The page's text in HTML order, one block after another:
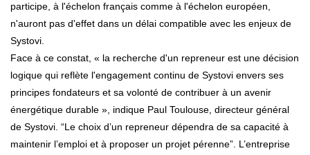
participe, à l'échelon français comme à l'échelon européen,
n'auront pas d'effet dans un délai compatible avec les enjeux de
Systovi.
Face à ce constat, « la recherche d'un repreneur est une décision
logique qui reflète l'engagement continu de Systovi envers ses
principes fondateurs et sa volonté de contribuer à un avenir
énergétique durable », indique Paul Toulouse, directeur général
de Systovi. “Le choix d’un repreneur dépendra de sa capacité à
maintenir l’emploi et à proposer un projet pérenne”. L’entreprise